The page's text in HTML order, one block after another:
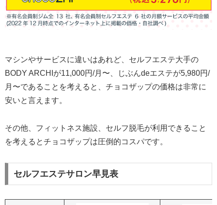
マシンやサービスに違いはあれど、セルフエステ大手の
BODY ARCHIが11,000円/月〜、じぶんdeエステが5,980円/
月〜であることを考えると、チョコザップの価格は非常に
安いと言えます。
その他、フィットネス施設、セルフ脱毛が利用できること
を考えるとチョコザップは圧倒的コスパです。
セルフエステサロン早見表